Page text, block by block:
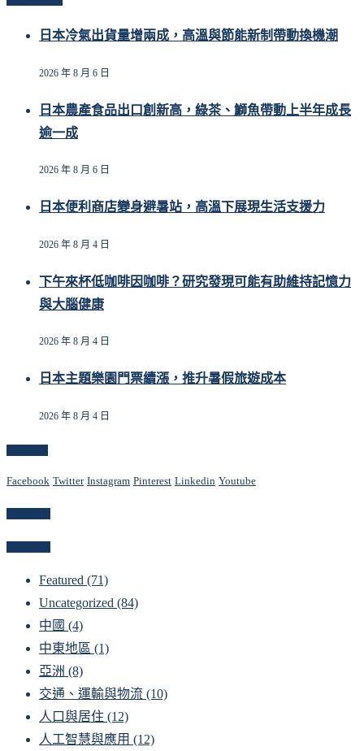
日本冷氣出貨量增兩成，高溫與節能新制帶動換機潮
2026 年 8 月 6 日
日本農產食品出口創新高，綠茶、鰤魚帶動上半年成長
逾一成
2026 年 8 月 6 日
日本便利商店變身避暑站，高溫下展現生活支援力
2026 年 8 月 4 日
下午來杯低咖啡因咖啡？研究發現可能有助維持記憶力
與大腦健康
2026 年 8 月 4 日
日本主題樂園門票續漲，推升暑假旅遊成本
2026 年 8 月 4 日
Facebook Twitter Instagram Pinterest Linkedin Youtube
Featured (71)
Uncategorized (84)
中國 (4)
中東地區 (1)
亞洲 (8)
交通、運輸與物流 (10)
人口與居住 (12)
人工智慧與應用 (12)